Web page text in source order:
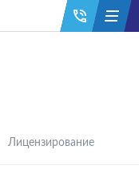
Лицензирование